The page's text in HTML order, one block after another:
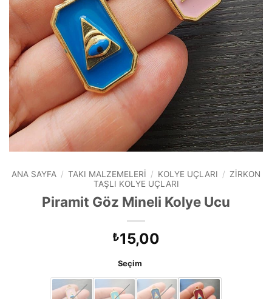
ANA SAYFA / TAKI MALZEMELERI / KOLYE UÇLARI / ZIRKON
TAŞLI KOLYE UÇLARI
Piramit Göz Mineli Kolye Ucu
₺15,00
Seçim